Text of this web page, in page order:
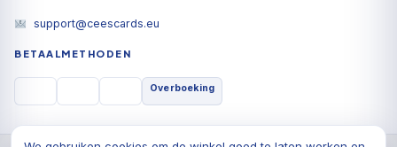
support@ceescards.eu
BETAALMETHODEN
Overboeking